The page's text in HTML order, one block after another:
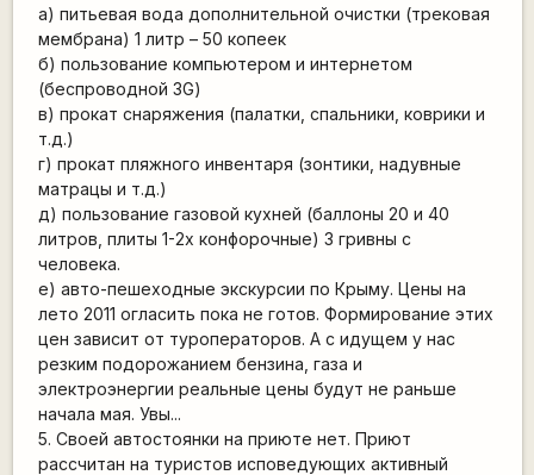
а) питьевая вода дополнительной очистки (трековая
мембрана) 1 литр – 50 копеек
б) пользование компьютером и интернетом
(беспроводной 3G)
в) прокат снаряжения (палатки, спальники, коврики и
т.д.)
г) прокат пляжного инвентаря (зонтики, надувные
матрацы и т.д.)
д) пользование газовой кухней (баллоны 20 и 40
литров, плиты 1-2х конфорочные) 3 гривны с
человека.
е) авто-пешеходные экскурсии по Крыму. Цены на
лето 2011 огласить пока не готов. Формирование этих
цен зависит от туроператоров. А с идущем у нас
резким подорожанием бензина, газа и
электроэнергии реальные цены будут не раньше
начала мая. Увы...
5. Своей автостоянки на приюте нет. Приют
рассчитан на туристов исповедующих активный